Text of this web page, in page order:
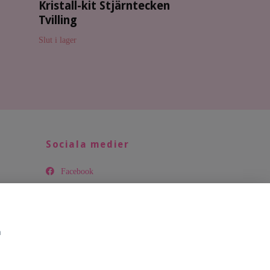
Kristall-kit Stjärntecken
Tvilling
Slut i lager
Sociala medier
Facebook